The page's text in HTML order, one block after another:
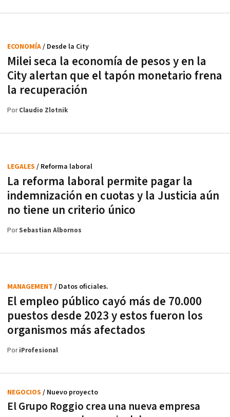
Milei seca la economía de pesos y en la
City alertan que el tapón monetario frena
la recuperación
ECONOMÍA/ Desde la City
PorClaudio Zlotnik
La reforma laboral permite pagar la
indemnización en cuotas y la Justicia aún
no tiene un criterio único
LEGALES / Reforma laboral
PorSebastian Albornos
El empleo público cayó más de 70.000
puestos desde 2023 y estos fueron los
organismos más afectados
MANAGEMENT / Datos oficiales.
PoriProfesional
El Grupo Roggio crea una nueva empresa
NEGOCIOS / Nuevo proyecto